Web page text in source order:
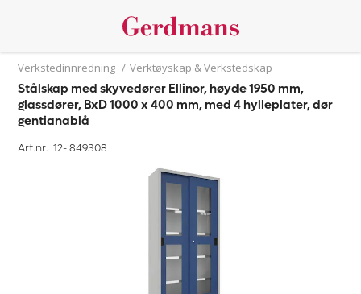
Verkstedinnredning / Verktøyskap & Verkstedskap
Stålskap med skyvedører Ellinor, høyde 1950 mm,
glassdører, BxD 1000 x 400 mm, med 4 hylleplater, dør
gentianablå
Art.nr. 12-849308